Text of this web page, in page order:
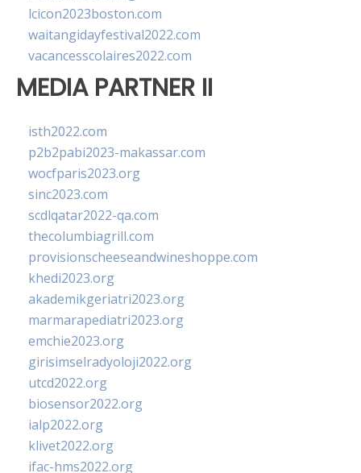
lcicon2023boston.com
waitangidayfestival2022.com
vacancesscolaires2022.com
MEDIA PARTNER II
isth2022.com
p2b2pabi2023-makassar.com
wocfparis2023.org
sinc2023.com
scdlqatar2022-qa.com
thecolumbiagrill.com
provisionscheeseandwineshoppe.com
khedi2023.org
akademikgeriatri2023.org
marmarapediatri2023.org
emchie2023.org
girisimselradyoloji2022.org
utcd2022.org
biosensor2022.org
ialp2022.org
klivet2022.org
ifac-hms2022.org